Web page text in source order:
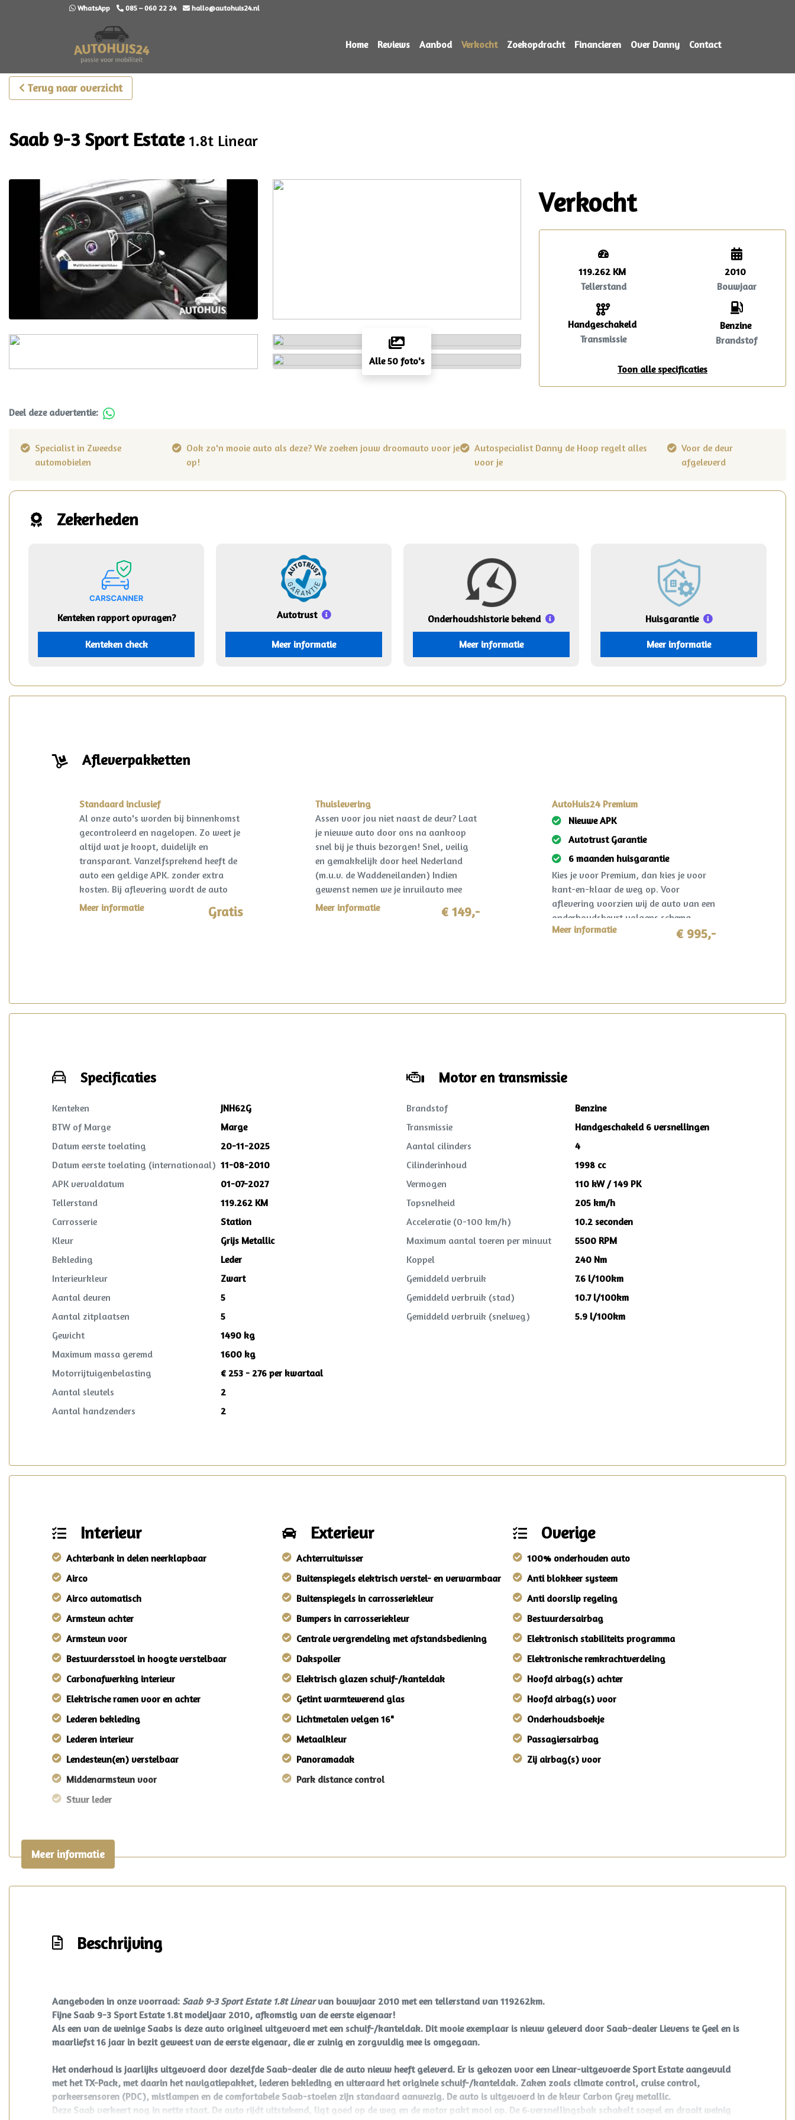
WhatsApp 085 – 060 22 24 hallo@autohuis24.nl
Home Reviews Aanbod Verkocht Zoekopdracht Financieren Over Danny Contact
Terug naar overzicht
Saab 9-3 Sport Estate 1.8t Linear
Alle 50 foto's
Verkocht
119.262 KM
Tellerstand
Handgeschakeld
Transmissie
2010
Bouwjaar
Benzine
Brandstof
Toon alle specificaties
Deel deze advertentie:
Specialist in Zweedse
automobielen
Ook zo'n mooie auto als deze? We zoeken jouw droomauto voor je
op!
Autospecialist Danny de Hoop regelt alles
voor je
Voor de deur
afgeleverd
Zekerheden
Kenteken rapport opvragen?
Kenteken check
Autotrust
Meer informatie
Onderhoudshistorie bekend
Meer informatie
Huisgarantie
Meer informatie
Afleverpakketten
Standaard inclusief
Al onze auto's worden bij binnenkomst
gecontroleerd en nagelopen. Zo weet je
altijd wat je koopt, duidelijk en
transparant. Vanzelfsprekend heeft de
auto een geldige APK. zonder extra
kosten. Bij aflevering wordt de auto
kosteloos op naam gezet en een
vrijwaring van de eventuele inruilauto
Meer informatie Gratis
Thuislevering
Assen voor jou niet naast de deur? Laat
je nieuwe auto door ons na aankoop
snel bij je thuis bezorgen! Snel, veilig
en gemakkelijk door heel Nederland
(m.u.v. de Waddeneilanden) Indien
gewenst nemen we je inruilauto mee
terug! I.c.m. pakket Premium slechts
Meer informatie € 149,-
AutoHuis24 Premium
Nieuwe APK
Autotrust Garantie
6 maanden huisgarantie
Kies je voor Premium, dan kies je voor
kant-en-klaar de weg op. Voor
aflevering voorzien wij de auto van een
onderhoudsbeurt volgens schema,
nieuwe APK en een grondige technische
iets voorzien? Dan wordt dit opgelost
volgens de heldere voorwaarden, waar
Meer informatie € 995,-
Specificaties
Kenteken
JNH62G
BTW of Marge
Marge
Datum eerste toelating
20-11-2025
Datum eerste toelating (internationaal) 11-08-2010
APK vervaldatum
01-07-2027
Tellerstand
119.262 KM
Carrosserie
Station
Kleur
Grijs Metallic
Bekleding
Leder
Interieurkleur
Zwart
Aantal deuren
5
Aantal zitplaatsen
5
Gewicht
1490 kg
Maximum massa geremd
1600 kg
Motorrijtuigenbelasting
€ 253 - 276 per kwartaal
Aantal sleutels
2
Aantal handzenders
2
Motor en transmissie
Brandstof
Benzine
Transmissie
Handgeschakeld 6 versnellingen
Aantal cilinders
4
Cilinderinhoud
1998 cc
Vermogen
110 kW / 149 PK
Topsnelheid
205 km/h
Acceleratie (0-100 km/h)
10.2 seconden
Maximum aantal toeren per minuut
5500 RPM
Koppel
240 Nm
Gemiddeld verbruik
7.6 l/100km
Gemiddeld verbruik (stad)
10.7 l/100km
Gemiddeld verbruik (snelweg)
5.9 l/100km
Interieur
Achterbank in delen neerklapbaar
Airco
Airco automatisch
Armsteun achter
Armsteun voor
Bestuurdersstoel in hoogte verstelbaar
Carbonafwerking interieur
Elektrische ramen voor en achter
Lederen bekleding
Lederen interieur
Lendesteun(en) verstelbaar
Middenarmsteun voor
Stuur leder
Exterieur
Achterruitwisser
Buitenspiegels elektrisch verstel- en verwarmbaar
Buitenspiegels in carrosseriekleur
Bumpers in carrosseriekleur
Centrale vergrendeling met afstandsbediening
Dakspoiler
Elektrisch glazen schuif-/kanteldak
Getint warmtewerend glas
Lichtmetalen velgen 16"
Metaalkleur
Panoramadak
Park distance control
Overige
100% onderhouden auto
Anti blokkeer systeem
Anti doorslip regeling
Bestuurdersairbag
Elektronisch stabiliteits programma
Elektronische remkrachtverdeling
Hoofd airbag(s) achter
Hoofd airbag(s) voor
Onderhoudsboekje
Passagiersairbag
Zij airbag(s) voor
Meer informatie
Beschrijving
Aangeboden in onze voorraad: Saab 9-3 Sport Estate 1.8t Linearvan bouwjaar 2010 met een tellerstand van 119262km.
Fijne Saab 9-3 Sport Estate 1.8t modeljaar 2010, afkomstig van de eerste eigenaar!
Als een van de weinige Saabs is deze auto origineel uitgevoerd met een schuif-/kanteldak. Dit mooie exemplaar is nieuw geleverd door Saab-dealer Lievens te Geel en is
maarliefst 16 jaar in bezit geweest van de eerste eigenaar, die er zuinig en zorgvuldig mee is omgegaan.
Het onderhoud is jaarlijks uitgevoerd door dezelfde Saab-dealer die de auto nieuw heeft geleverd. Er is gekozen voor een Linear-uitgevoerde Sport Estate aangevuld
met het TX-Pack, met daarin het navigatiepakket, lederen bekleding en uiteraard het originele schuif-/kanteldak. Zaken zoals climate control, cruise control,
parkeersensoren (PDC), mistlampen en de comfortabele Saab-stoelen zijn standaard aanwezig. De auto is uitgevoerd in de kleur Carbon Grey metallic.
Deze Saab verkeert nog in nette staat. De auto rijdt uitstekend, ligt goed op de weg en de motor pakt mooi op. De 6‑versnellingsbak schakelt soepel en draait weinig